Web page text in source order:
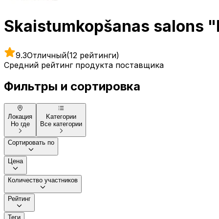
Skaistumkopšanas salons
9.3Отличный(12 рейтинги)
Средний рейтинг продукта поставщика
Фильтры и сортировка
Локация
Но где
Kатегории
Все категории
Сортировать по
Цена
Количество участников
Рейтинг
Теги